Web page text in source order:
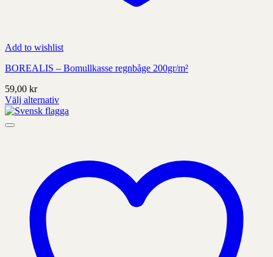
Add to wishlist
BOREALIS – Bomullkasse regnbåge 200gr/m²
59,00 kr
Välj alternativ
Denna
produkt
produktens